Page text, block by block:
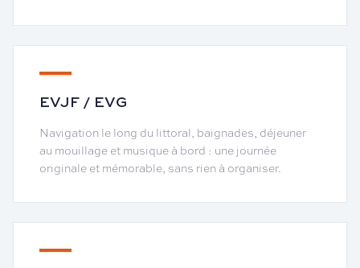
EVJF / EVG
Navigation le long du littoral, baignades, déjeuner
au mouillage et musique à bord : une journée
originale et mémorable, sans rien à organiser.